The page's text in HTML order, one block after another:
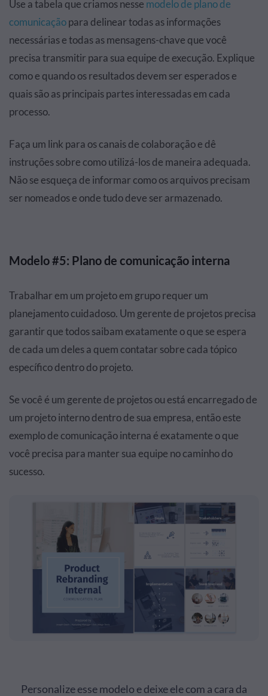
Use a tabela que criamos nesse modelo de plano de
comunicaçãopara delinear todas as informações
necessárias e todas as mensagens-chave que você
precisa transmitir para sua equipe de execução. Explique
como e quando os resultados devem ser esperados e
quais são as principais partes interessadas em cada
processo.
Faça um link para os canais de colaboração e dê
instruções sobre como utilizá-los de maneira adequada.
Não se esqueça de informar como os arquivos precisam
ser nomeados e onde tudo deve ser armazenado.
Modelo #5: Plano de comunicação interna
Trabalhar em um projeto em grupo requer um
planejamento cuidadoso. Um gerente de projetos precisa
garantir que todos saibam exatamente o que se espera
de cada um deles a quem contatar sobre cada tópico
específico dentro do projeto.
Se você é um gerente de projetos ou está encarregado de
um projeto interno dentro de sua empresa, então este
exemplo de comunicação interna é exatamente o que
você precisa para manter sua equipe no caminho do
sucesso.
Personalize esse modelo e deixe ele com a cara da